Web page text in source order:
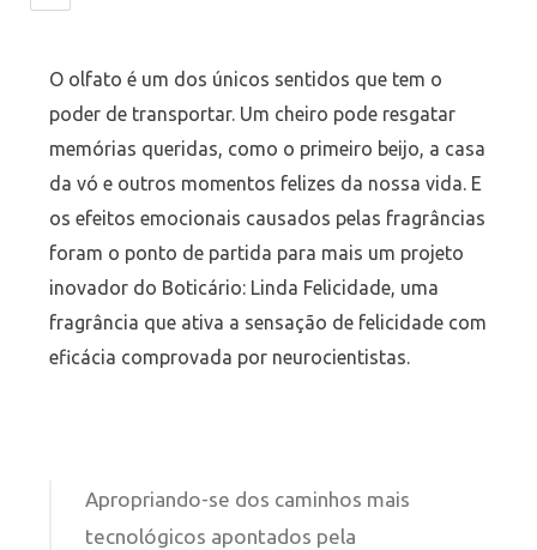
O olfato é um dos únicos sentidos que tem o
poder de transportar. Um cheiro pode resgatar
memórias queridas, como o primeiro beijo, a casa
da vó e outros momentos felizes da nossa vida. E
os efeitos emocionais causados pelas fragrâncias
foram o ponto de partida para mais um projeto
inovador do Boticário: Linda Felicidade, uma
fragrância que ativa a sensação de felicidade com
eficácia comprovada por neurocientistas.
Apropriando-se dos caminhos mais
tecnológicos apontados pela